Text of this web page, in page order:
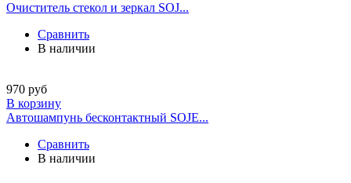
Очиститель стекол и зеркал SOJ...
Сравнить
В наличии
970 руб
В корзину
Автошампунь бесконтактный SOJE...
Сравнить
В наличии